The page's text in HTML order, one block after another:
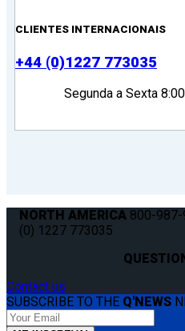
CLIENTES INTERNACIONAIS
+44 (0)1227 773035
Segunda a Sexta
NORTH AMERICA 800-
(0) 1227 773035
Contact us
SUBSCRIBE TO THE Q'NEWS